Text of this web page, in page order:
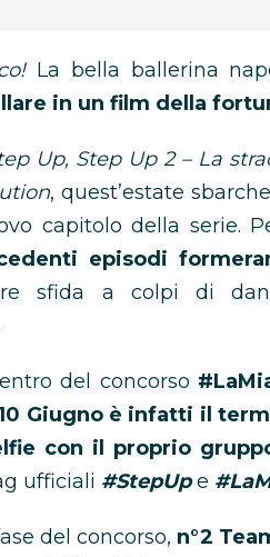
La bella ballerina
in un film della
Up, Step Up 2 – La
, quest’estate
capitolo della serie.
episodi
sfida a colpi di
del concorso
10 Giugno è infatti il
con il proprio
ufficiali #StepUpe
del concorso, n°2